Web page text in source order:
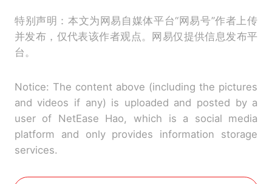
特别声明：本文为网易自媒体平台“网易号”作者上传
并发布，仅代表该作者观点。网易仅提供信息发布平
台。
Notice: The content above (including the pictures
and videos if any) is uploaded and posted by a
user of NetEase Hao, which is a social media
platform and only provides information storage
services.